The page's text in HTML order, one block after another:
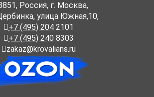
, Россия, г. Москва,
улица Южная,10,
+7 (495) 204 2101
+7 (495) 240 8303
zakaz@krovalians.ru